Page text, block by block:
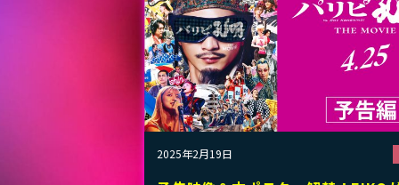
2025年2月19日